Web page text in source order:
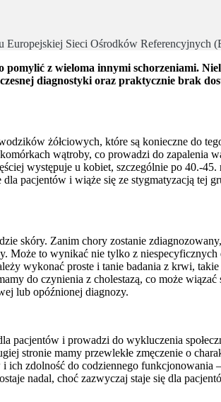
Europejskiej Sieci Ośrodków
z wieloma innymi schorzeniami.
diagnostyki oraz praktycznie brak
żółciowych, które są konieczne do
wątroby, co prowadzi do zapalenia
występuje u kobiet, szczególnie po 40.-45.
pacjentów i wiąże się ze stygmatyzacją tej
skóry. Zanim chory zostanie
Może to wynikać nie tylko z niespecyficznych
wykonać proste i tanie badania z krwi,
do czynienia z cholestazą, co może
lub opóźnionej diagnozy.
i prowadzi do wykluczenia
stronie mamy przewlekłe zmęczenie o
ich zdolność do codziennego
nadal, choć zazwyczaj staje się dla